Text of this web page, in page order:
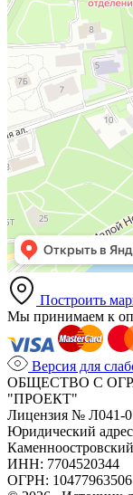
Построить
Мы принимаем к
Версия для
ОБЩЕСТВО С
"ПРОЕКТ"
Лицензия № Л041-
Юридический
ИНН: 7704520344
ОГРН: